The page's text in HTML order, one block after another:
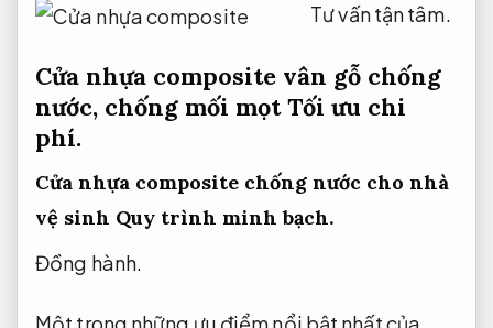
Tư vấn tận tâm.
Cửa nhựa composite vân gỗ chống
nước, chống mối mọtTối ưu chi
phí.
Cửa nhựa composite chống nước cho nhà
vệ sinh Quy trình minh bạch.
Đồng hành.